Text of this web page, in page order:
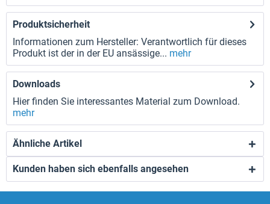
Produktsicherheit
Informationen zum Hersteller: Verantwortlich für dieses
Produkt ist der in der EU ansässige... mehr
Downloads
Hier finden Sie interessantes Material zum Download.
mehr
Ähnliche Artikel
Kunden haben sich ebenfalls angesehen